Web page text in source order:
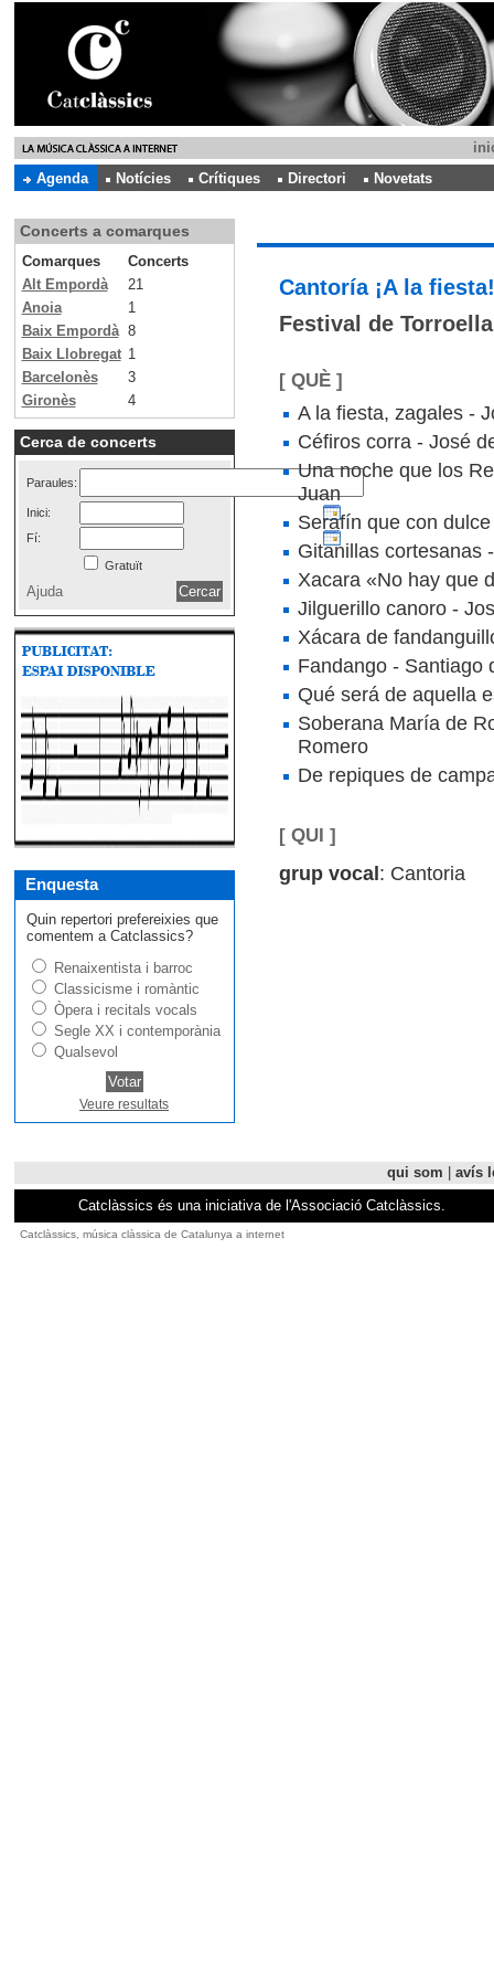
Agenda
Notícies Crítiques Directori Novetats
Concerts a comarques
Comarques
Concerts
Alt Empordà
21
Anoia
1
Baix Empordà 8
Baix Llobregat 1
Barcelonès
3
Gironès
4
Cerca de concerts
Paraules:
Inici:
Fí:
Gratuït
Ajuda
Enquesta
Quin repertori prefereixies que
comentem a Catclassics?
Renaixentista i barroc
Classicisme i romàntic
Òpera i recitals vocals
Segle XX i contemporània
Qualsevol
Veure resultats
Cantoría ¡A la fiesta!
Festival de
[ QUÈ ]
A la fiesta, zagales -
Céfiros corra - José
Una noche que los
Juan
Serafín que con
Gitanillas cortesanas
Xacara «No hay que
Jilguerillo canoro -
Xácara de
Fandango - Santiago
Qué será de aquella
Soberana María de
Romero
De repiques de
[ QUI ]
grup vocal : Cantoria
qui som
avís
Catclàssics és una iniciativa de l'Associació Catclàssics.
Catclàssics, música clàssica de Catalunya a internet